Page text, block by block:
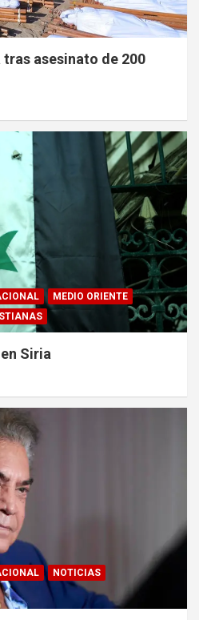
asesinato de 200
MEDIO ORIENTE
Siria
NOTICIAS